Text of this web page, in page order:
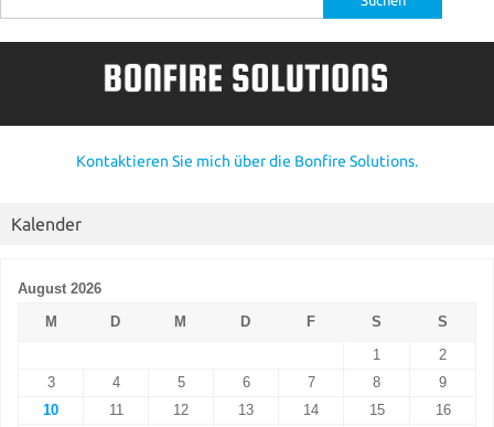
nach:
Kontaktieren Sie mich über die Bonfire Solutions.
Kalender
August 2026
M
D M D F S
S
1
2
3
4 5 6 7 8
9
10
11 12 13 14 15
16